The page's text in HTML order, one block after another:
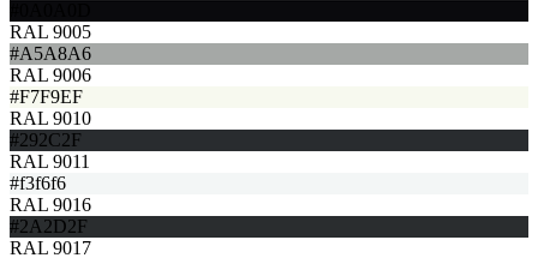
RAL 9005
#A5A8A6
RAL 9006
#F7F9EF
RAL 9010
#292C2F
RAL 9011
#f3f6f6
RAL 9016
#2A2D2F
RAL 9017